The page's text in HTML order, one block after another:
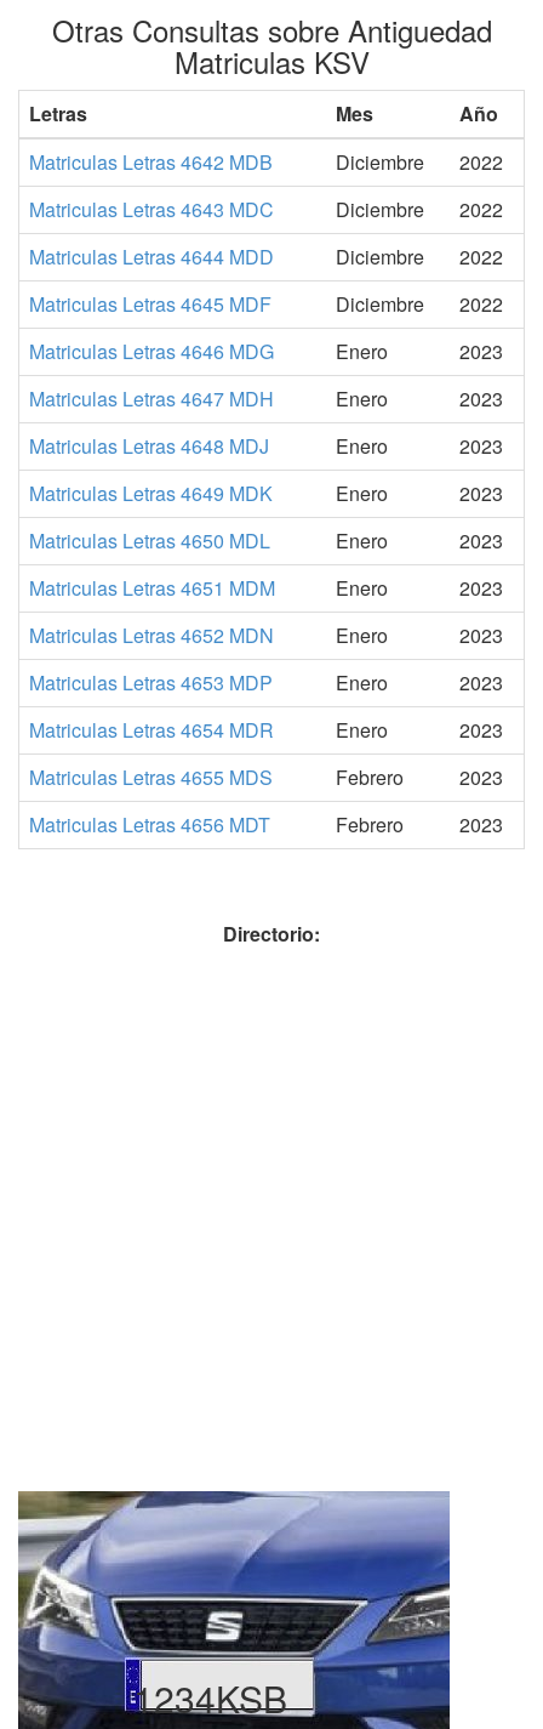
Otras Consultas sobre Antiguedad
Matriculas KSV
Letras Mes
Año
Matriculas Letras 4642 MDB
Diciembre
2022
Matriculas Letras 4643 MDC
Diciembre
2022
Matriculas Letras 4644 MDD
Diciembre
2022
Matriculas Letras 4645 MDF
Diciembre
2022
Matriculas Letras 4646 MDG
Enero
2023
Matriculas Letras 4647 MDH
Enero
2023
Matriculas Letras 4648 MDJ
Enero
2023
Matriculas Letras 4649 MDK
Enero
2023
Matriculas Letras 4650 MDL
Enero
2023
Matriculas Letras 4651 MDM
Enero
2023
Matriculas Letras 4652 MDN
Enero
2023
Matriculas Letras 4653 MDP
Enero
2023
Matriculas Letras 4654 MDR
Enero
2023
Matriculas Letras 4655 MDS
Febrero
2023
Matriculas Letras 4656 MDT
Febrero 2023
Directorio:
1234KSB